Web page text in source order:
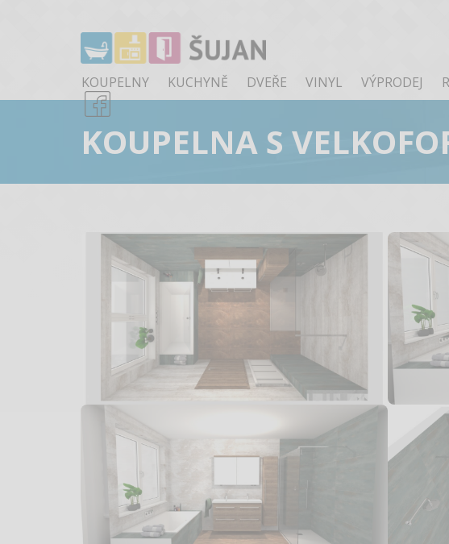
KOUPELNY KUCHYNĚ DVEŘE VINYL VÝPRODEJ
KOUPELNA S